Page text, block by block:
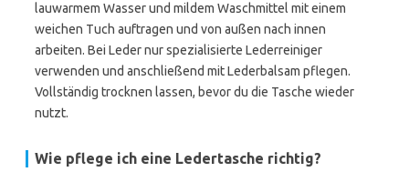
lauwarmem Wasser und mildem Waschmittel mit einem
weichen Tuch auftragen und von außen nach innen
arbeiten. Bei Leder nur spezialisierte Lederreiniger
verwenden und anschließend mit Lederbalsam pflegen.
Vollständig trocknen lassen, bevor du die Tasche wieder
nutzt.
Wie pflege ich eine Ledertasche richtig?